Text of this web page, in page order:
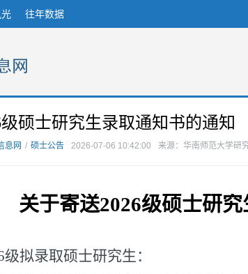
往年数据
硕士研究生录取通知书的通知
息网 / 硕士公告 2026-07-06 10:42:00 来源：华南师范大学研
关于寄送2026级硕士研究
级拟录取硕士研究生：